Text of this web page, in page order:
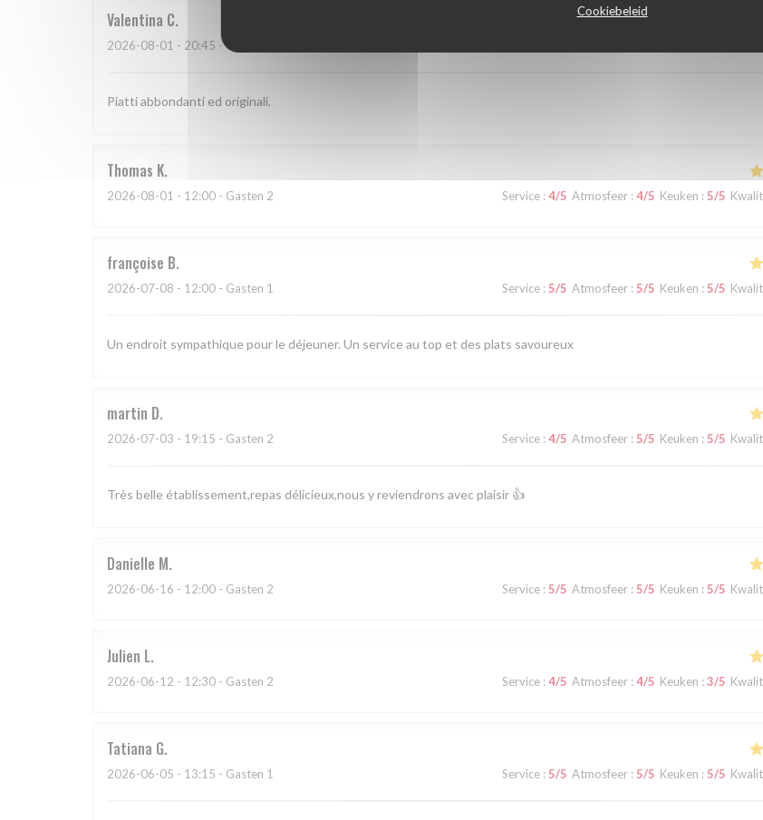
Cookiebeleid
Valentina C
2026-08-01 - 20:45 - Gasten 2
Piatti abbondanti ed originali.
Thomas K
2026-08-01 - 12:00 - Gasten 2 Service : 4/5 Atmosfeer : 4/5 Keuken : 5/5
françoise B
2026-07-08 - 12:00 - Gasten 1 Service : 5/5 Atmosfeer : 5/5 Keuken : 5/5
Un endroit sympathique pour le déjeuner. Un service au top et des plats savoureux
martin D
2026-07-03 - 19:15 - Gasten 2 Service : 4/5 Atmosfeer : 5/5 Keuken : 5/5
Très belle établissement,repas délicieux,nous y reviendrons avec plaisir 👍
Danielle M
2026-06-16 - 12:00 - Gasten 2 Service : 5/5 Atmosfeer : 5/5 Keuken : 5/5
Julien L
2026-06-12 - 12:30 - Gasten 2 Service : 4/5 Atmosfeer : 4/5 Keuken : 3/5
Tatiana G
2026-06-05 - 13:15 - Gasten 1 Service : 5/5 Atmosfeer : 5/5 Keuken : 5/5